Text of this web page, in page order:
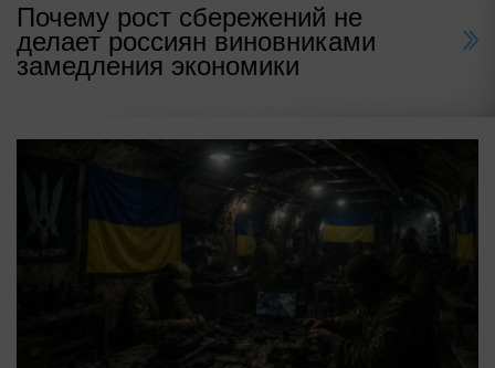
Почему рост сбережений не
делает россиян виновниками
замедления экономики